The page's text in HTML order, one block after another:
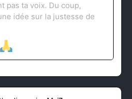
pas ta voix. Du coup,
idée sur la justesse de